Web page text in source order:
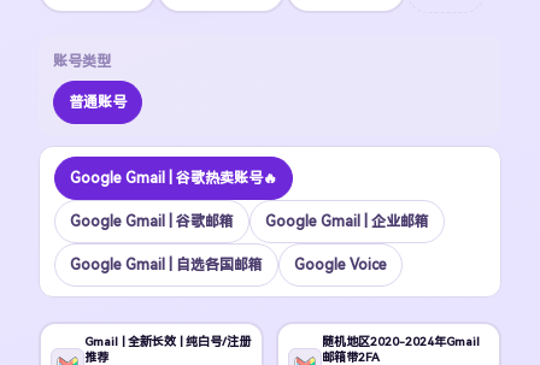
账号类型
普通账号
Google Gmail | 谷歌热卖账号🔥
Google Gmail | 谷歌邮箱 Google Gmail | 企业邮箱
Google Gmail | 自选各国邮箱 Google Voice
Gmail | 全新长效 | 纯白号/注册
推荐
随机地区2020-2024年Gmail
邮箱带2FA